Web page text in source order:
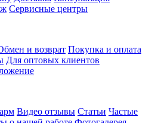
Сервисные центры
и возврат Покупка и оплата
Для оптовых клиентов
Видео отзывы Статьи Частые